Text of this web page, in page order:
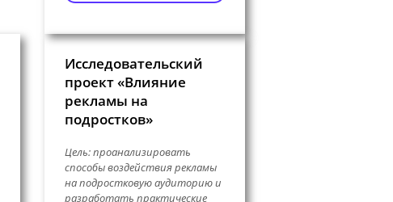
Исследовательский
проект «Влияние
рекламы на
подростков»
Цель: проанализировать
способы воздействия рекламы
на подростковую аудиторию и
разработать практические